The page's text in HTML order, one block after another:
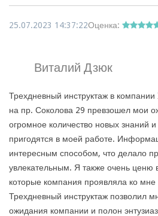
25.07.2023 14:37:22Оценка:
Виталий Дзюк
Трехдневный инструктаж в
на пр. Соколова 29 превзошел мои
огромное количество новых знаний
пригодятся в моей работе.
интересным способом, что делало
увлекательным. Я также очень ценю
которые компания проявляла ко мне
Трехдневный инструктаж позволил
ожидания компании и полон